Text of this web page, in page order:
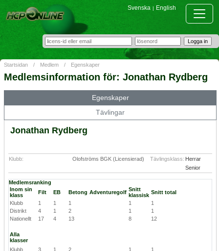
Svenska | English
Startsidan / Medlem / Egenskaper
Medlemsinformation för: Jonathan Rydberg
Egenskaper
Tävlingar
Jonathan Rydberg
Klubb: Olofströms BGK (Licensierad) Tävlingsklass: Herrar
Senior
Medlemsranking
Inom sin
klass
Filt EB Betong Adventuregolf Snitt
klassisk Snitt total
Klubb
1 1 1 1
1
Distrikt
4 1 2 1
1
Nationellt
17 4 13 8 12
Alla
klasser
Klubb
3 1 2 1
1